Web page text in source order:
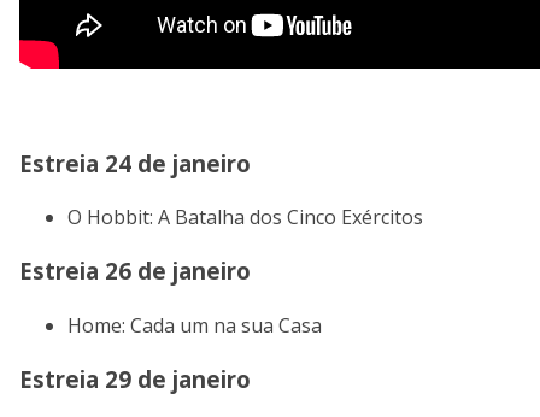
Estreia 24 de janeiro
O Hobbit: A Batalha dos Cinco Exércitos
Estreia 26 de janeiro
Home: Cada um na sua Casa
Estreia 29 de janeiro